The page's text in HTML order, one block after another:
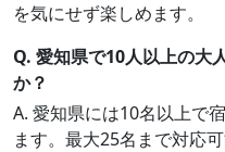
を気にせず楽しめます。
Q. 愛知県で10人以上の大
か？
A. 愛知県には10名以上で
ます。最大25名まで対応